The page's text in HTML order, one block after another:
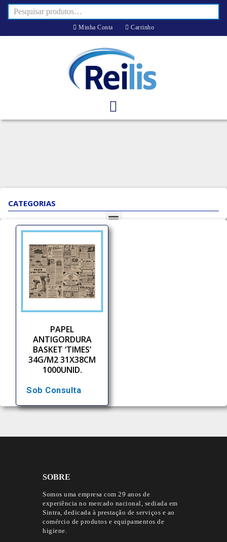
Minha Conta Carrinho
CATEGORIAS
PAPEL
ANTIGORDURA
BASKET ‘TIMES’
34G/M2 31X38CM
1000UNID.
Sob Consulta
SOBRE
Somos uma empresa com 29 anos de
experiência no mercado nacional, sediada em
Sintra, dedicada à prestação de serviços e ao
comércio de produtos e equipamentos de
higiene.